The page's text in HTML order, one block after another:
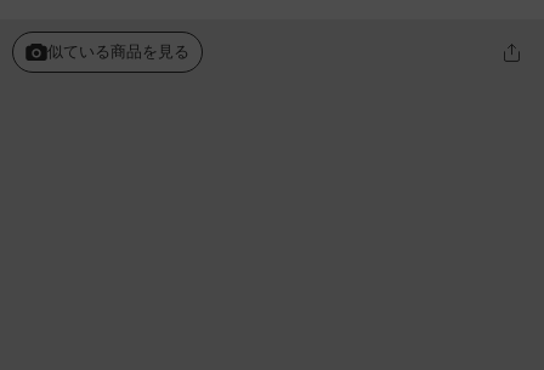
似ている商品を見る